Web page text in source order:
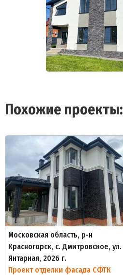
Похожие проекты:
Московская область, р-н
Красногорск, с. Дмитровское, ул.
Янтарная, 2026 г.
Проект отделки фасада СФТК